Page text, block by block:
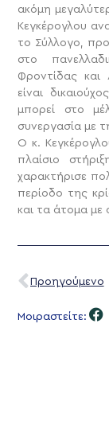
ακόμη
Κεγκέρογλου
το Σύλλογο,
στο
Φροντίδας και
είναι
μπορεί στο
συνεργασία με
Ο κ.
πλαίσιο
χαρακτήρισε
περίοδο της
και τα άτομα με
Προηγούμενο
Μοιραστείτε: